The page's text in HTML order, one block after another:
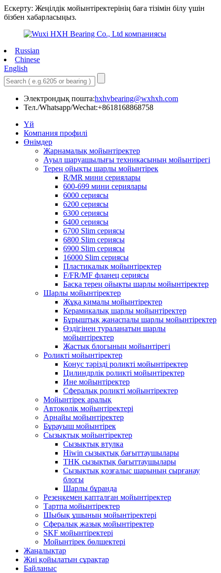
Ескерту: Жеңілдік мойынтіректерінің баға тізімін білу үшін
бізбен хабарласыңыз.
Russian
Chinese
English
Электрондық пошта:hxhvbearing@wxhxh.com
Тел./Whatsapp/Wechat:+8618168868758
Үй
Компания профилі
Өнімдер
Жарнамалық мойынтіректер
Ауыл шаруашылығы техникасының мойынтірегі
Терең ойықты шарлы мойынтірек
R/MR мини сериялары
600-699 мини сериялары
6000 сериясы
6200 сериясы
6300 сериясы
6400 сериясы
6700 Slim сериясы
6800 Slim сериясы
6900 Slim сериясы
16000 Slim сериясы
Пластикалық мойынтіректер
F/FR/MF фланец сериясы
Басқа терең ойықты шарлы мойынтіректер
Шарлы мойынтіректер
Жұқа қималы мойынтіректер
Керамикалық шарлы мойынтіректер
Бұрыштық жанаспалы шарлы мойынтіректер
Өздігінен тураланатын шарлы
мойынтіректер
Жастық блогының мойынтірегі
Роликті мойынтіректер
Конус тәрізді роликті мойынтіректер
Цилиндрлік роликті мойынтіректер
Ине мойынтіректер
Сфералық роликті мойынтіректер
Мойынтірек аралық
Автокөлік мойынтіректері
Арнайы мойынтіректер
Бұрауыш мойынтірек
Сызықтық мойынтіректер
Сызықтық втулка
Hiwin сызықтық бағыттаушылары
THK сызықтық бағыттаушылары
Сызықтық қозғалыс шарының сырғанау
блогы
Шарлы бұранда
Резеңкемен қапталған мойынтіректер
Тартпа мойынтіректер
Шыбық ұшының мойынтіректері
Сфералық жазық мойынтіректер
SKF мойынтіректері
Мойынтірек бөлшектері
Жаңалықтар
Жиі қойылатын сұрақтар
Байланыс